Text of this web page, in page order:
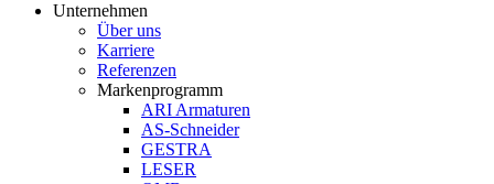
Unternehmen
Über uns
Karriere
Referenzen
Markenprogramm
ARI Armaturen
AS-Schneider
GESTRA
LESER